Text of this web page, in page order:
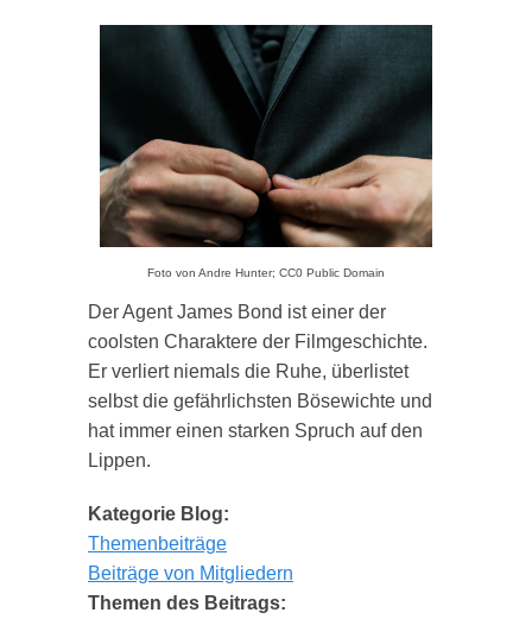
Foto von Andre Hunter; CC0 Public Domain
Der Agent James Bond ist einer der
coolsten Charaktere der Filmgeschichte.
Er verliert niemals die Ruhe, überlistet
selbst die gefährlichsten Bösewichte und
hat immer einen starken Spruch auf den
Lippen.
Kategorie Blog:
Themenbeiträge
Beiträge von Mitgliedern
Themen des Beitrags: